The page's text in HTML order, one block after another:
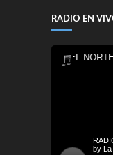
RADIO EN